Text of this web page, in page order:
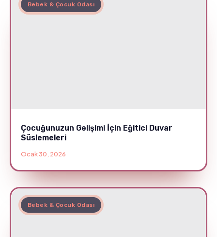
Bebek & Çocuk Odası
Çocuğunuzun Gelişimi İçin Eğitici Duvar
Süslemeleri
Ocak 30, 2026
Bebek & Çocuk Odası